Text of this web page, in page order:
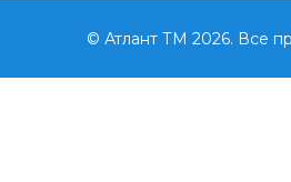
© Атлант ТМ 2026. Все